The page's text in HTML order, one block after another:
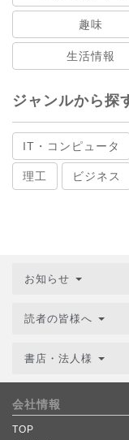
趣味
生活情報
ジャンルから探
IT・コンピュータ
理工 ビジネス
お知らせ
読者の皆様へ
書店・法人様
会社情報
TOP